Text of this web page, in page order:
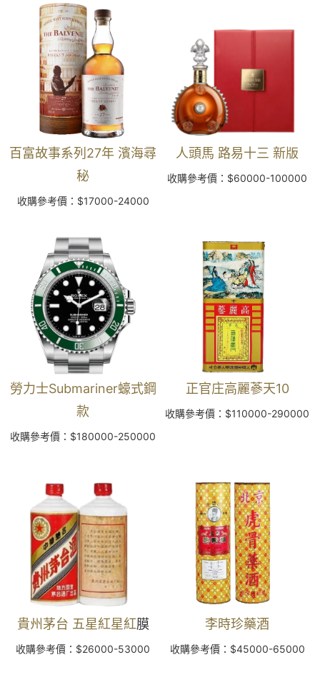
百富故事系列27年 濱海尋
秘
收購參考價：$17000-24000
人頭馬 路易十三 新版
收購參考價：$60000-100000
勞力士Submariner蠔式鋼
款
收購參考價：$180000-250000
正官庄高麗蔘天10
收購參考價：$110000-290000
貴州茅台 五星紅星紅膜
收購參考價：$26000-53000
李時珍藥酒
收購參考價：$45000-65000